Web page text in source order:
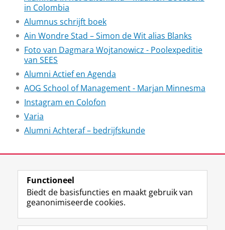
in Colombia
Alumnus schrijft boek
Ain Wondre Stad – Simon de Wit alias Blanks
Foto van Dagmara Wojtanowicz - Poolexpeditie
van SEES
Alumni Actief en Agenda
AOG School of Management - Marjan Minnesma
Instagram en Colofon
Varia
Alumni Achteraf – bedrijfskunde
View this page in:English
Volg de RUG
F
L
R I
Y
Functioneel
Biedt de basisfuncties en maakt gebruik van
geanonimiseerde cookies.